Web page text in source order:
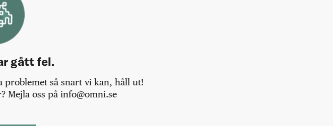
gått fel.
problemet så snart vi kan, håll ut!
Mejla oss på info@omni.se